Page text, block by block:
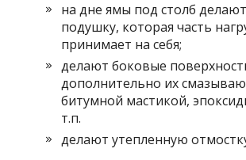
на дне ямы под столб
подушку, которая часть
принимает на себя;
делают боковые
дополнительно их
битумной мастикой,
т.п.
делают утепленную